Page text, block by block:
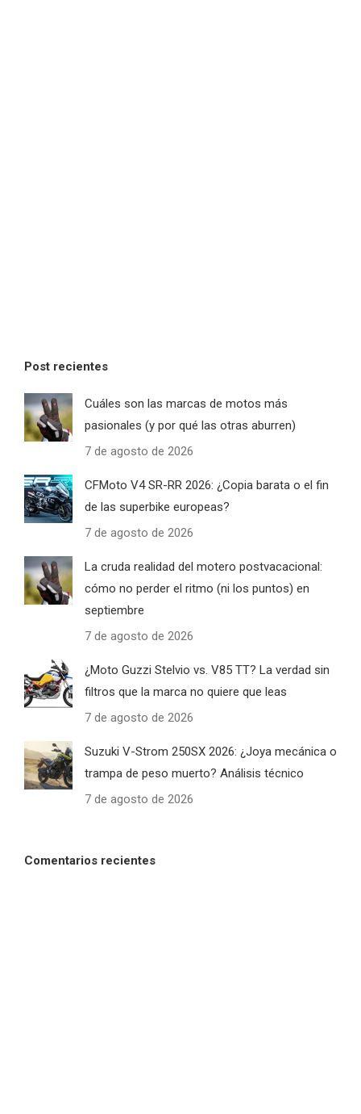
Post recientes
Cuáles son las marcas de motos más
pasionales (y por qué las otras aburren)
7 de agosto de 2026
CFMoto V4 SR-RR 2026: ¿Copia barata o el fin
de las superbike europeas?
7 de agosto de 2026
La cruda realidad del motero postvacacional:
cómo no perder el ritmo (ni los puntos) en
septiembre
7 de agosto de 2026
¿Moto Guzzi Stelvio vs. V85 TT? La verdad sin
filtros que la marca no quiere que leas
7 de agosto de 2026
Suzuki V-Strom 250SX 2026: ¿Joya mecánica o
trampa de peso muerto? Análisis técnico
7 de agosto de 2026
Comentarios recientes